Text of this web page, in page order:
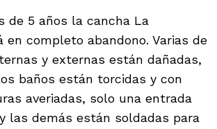
de 5 años la cancha La
en completo abandono. Varias de
y externas están dañadas,
baños están torcidas y con
averiadas, solo una entrada
las demás están soldadas para